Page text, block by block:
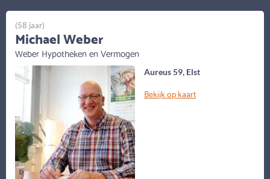
Aureus 59, Elst
Bekijk op kaart
(58 jaar)
Michael Weber
Weber Hypotheken en Vermogen